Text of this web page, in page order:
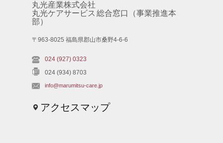
丸光産業株式会社
丸光ケアサービス 総合窓口（事業推進本
部）
〒963-8025 福島県郡山市桑野4-6-6
024 (927) 0323
024 (934) 8703
info@marumitsu-care.jp
アクセスマップ